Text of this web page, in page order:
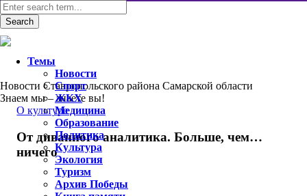
Новости Ставропольского района Самарской области
Знаем мы – знаете вы!
О культуре
От диванного аналитика. Больше, чем…
ничего
Темы
Новости
Спорт
ЖКХ
Медицина
Образование
Политика
Культура
Экология
Туризм
Архив Победы